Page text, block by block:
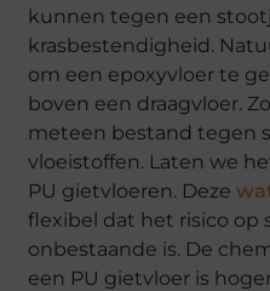
kunnen tegen een
krasbestendigheid.
om een epoxyvloer te
boven een draagvloer.
meteen bestand tegen
vloeistoffen. Laten we
PU gietvloeren. Deze
flexibel dat het risico op
onbestaande is. De
een PU gietvloer is